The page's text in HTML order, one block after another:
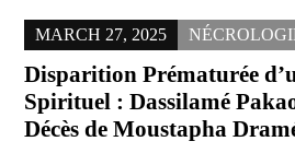
MARCH 27, 2025
Disparition Prématurée
Spirituel : Dassilamé
Décès de Moustapha